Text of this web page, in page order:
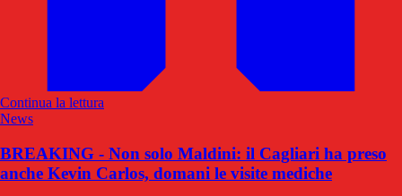
Continua la lettura
News
BREAKING - Non solo Maldini: il Cagliari ha preso
anche Kevin Carlos, domani le visite mediche